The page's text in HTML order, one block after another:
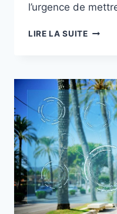
l’urgence de
LIRE LA SUITELES
À
L’IA,
UN
AUTRE